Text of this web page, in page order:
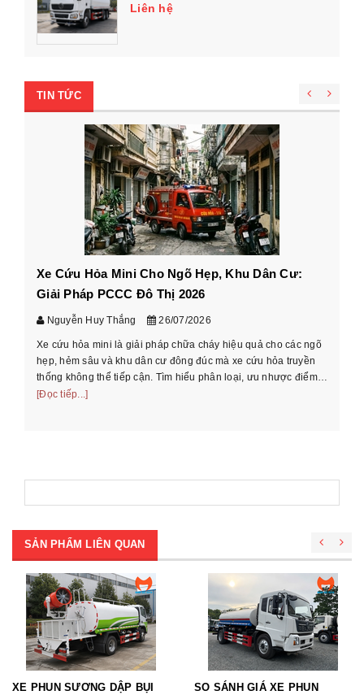
Liên hệ
TIN TỨC
Xe Cứu Hỏa Mini Cho Ngõ Hẹp, Khu Dân Cư:
Giải Pháp PCCC Đô Thị 2026
Nguyễn Huy Thắng 26/07/2026
Xe cứu hỏa mini là giải pháp chữa cháy hiệu quả cho các ngõ
hẹp, hẻm sâu và khu dân cư đông đúc mà xe cứu hỏa truyền
thống không thể tiếp cận. Tìm hiểu phân loại, ưu nhược điểm
và cách chọn xe phù ...
[Đọc tiếp...]
SẢN PHẨM LIÊN QUAN
XE PHUN SƯƠNG DẬP BỤI
SO SÁNH GIÁ XE PHUN